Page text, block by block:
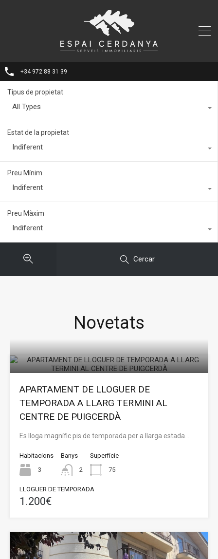
+34 972 88 31 39
Tipus de propietat
All Types
Estat de la propietat
Indiferent
Preu Mínim
Indiferent
Preu Màxim
Indiferent
Cercar
Novetats
APARTAMENT DE LLOGUER DE
TEMPORADA A LLARG TERMINI AL
CENTRE DE PUIGCERDÀ
Es lloga magnífic pis de temporada per a llarga estada…
Habitacions
3
Banys
2
Superfície
75
LLOGUER DE TEMPORADA
1.200€